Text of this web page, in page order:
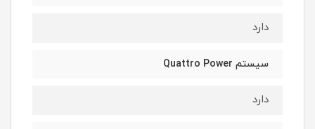
دارد
سیستم Quattro Power
دارد